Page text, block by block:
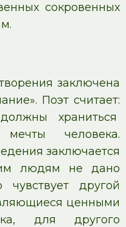
сокровенных
заключена
Поэт считает:
храниться
человека.
заключается
людям не дано
чувствует другой
ценными
для другого